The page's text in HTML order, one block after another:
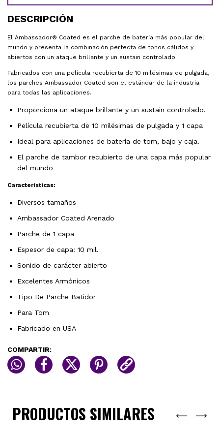
DESCRIPCIÓN
El Ambassador® Coated es el parche de batería más popular del
mundo y presenta la combinación perfecta de tonos cálidos y
abiertos con un ataque brillante y un sustain controlado.
Fabricados con una película recubierta de 10 milésimas de pulgada,
los parches Ambassador Coated son el estándar de la industria
para todas las aplicaciones.
Proporciona un ataque brillante y un sustain controlado.
Película recubierta de 10 milésimas de pulgada y 1 capa
Ideal para aplicaciones de batería de tom, bajo y caja.
El parche de tambor recubierto de una capa más popular
del mundo
Características:
Diversos tamaños
Ambassador Coated Arenado
Parche de 1 capa
Espesor de capa: 10 mil.
Sonido de carácter abierto
Excelentes Armónicos
Tipo De Parche Batidor
Para Tom
Fabricado en USA
COMPARTIR:
PRODUCTOS SIMILARES